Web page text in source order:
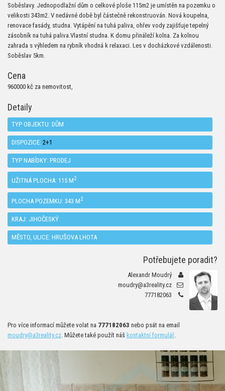
Soběslavy. Jednopodlažní dům o celkové ploše 115m2 je umístěn na pozemku o
velikosti 343m2. V nedávné době byl částečně rekonstruován. Nová koupelna,
renovace fasády, studna. Vytápění na tuhá paliva, ohřev vody zajišťuje tepelný
zásobník na tuhá paliva.Vlastní studna. K domu přináleží kolna. Za kolnou
zahrada s výhledem na rybník vhodná k relaxaci. Les v docházkové vzdálenosti.
Soběslav 5km.
Cena
960000 kč za nemovitost,
Detaily
TYP OBJEKTU: DŮM
DISPOZICE: 2+1
TYP NABÍDKY: PRODEJ
UŽITNÁ PLOCHA: 115 M2
PLOCHA POZEMKU: 343 M2
KRAJ: JIHOČESKÝ
MĚSTO, ULICE: HRUŠOVA LHOTA
Potřebujete poradit?
Alexandr Moudrý
moudry@a3reality.cz
777182063
Pro více informací můžete volat na 777182063 nebo psát na email
moudry@a3reality.cz . Můžete také použít náš kontaktní formulář